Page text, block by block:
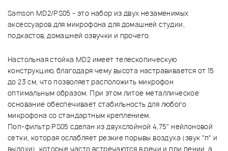
Samson MD2/PS05 - это набор из двух незаменимых
аксессуаров для микрофона для домашней студии,
подкастов, домашней озвучки и прочего.
Настольная стойка MD2 имеет телескопическую
конструкцию, благодаря чему высота настравивается от 15
до 23 см, что позволяет расположить микрофон
оптимальным образом. При этом литое металлическое
основание обеспечивает стабильность для любого
микрофона со стандартным креплением.
Поп-фильтр PS05 сделан из двухслойной 4,75" нейлоновой
сетки, которая ослабляет резкие порывы воздуха (звук "п" и